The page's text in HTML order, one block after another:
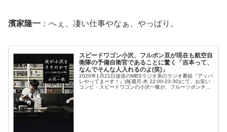
濱家隆一 ：へぇ、凄い仕事やなぁ、やっぱり。
スピードワゴン小沢、フルポン亘が現在も航空自
衛隊の予備自衛官であることに驚く「吉本って、
なんでそんな人入れるのよ(笑)」
2020年1月21日放送のMBSラジオ系のラジオ番組『アッパ
レやってまーす！』(毎週月-木 22:00-23:30)にて、お笑い
コンビ・スピードワゴンの小沢一敬が、フルーツポンチ・